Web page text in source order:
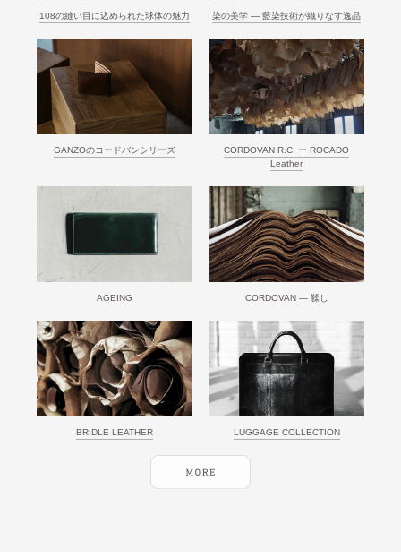
108の縫い目に込められた球体の魅力 染の美学 ― 藍染技術が織りなす逸品
GANZOのコードバンシリーズ
CORDOVAN R.C. ー ROCADO
Leather
AGEING CORDOVAN ― 鞣し
BRIDLE LEATHER LUGGAGE COLLECTION